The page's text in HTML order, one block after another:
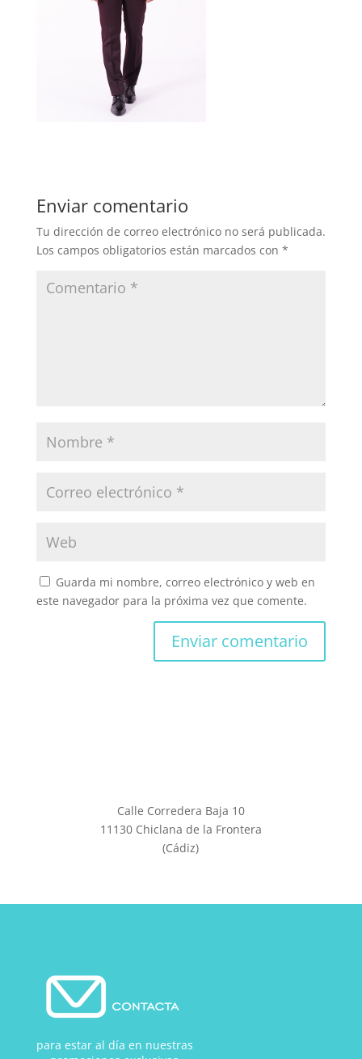
Enviar comentario
Tu dirección de correo electrónico no será publicada.
Los campos obligatorios están marcados con *
Guarda mi nombre, correo electrónico y web en
este navegador para la próxima vez que comente.
Calle Corredera Baja 10
11130 Chiclana de la Frontera
(Cádiz)
para estar al día en nuestras